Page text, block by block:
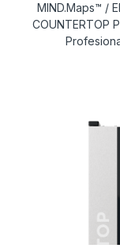
MIND.Maps™ /
COUNTERTOP